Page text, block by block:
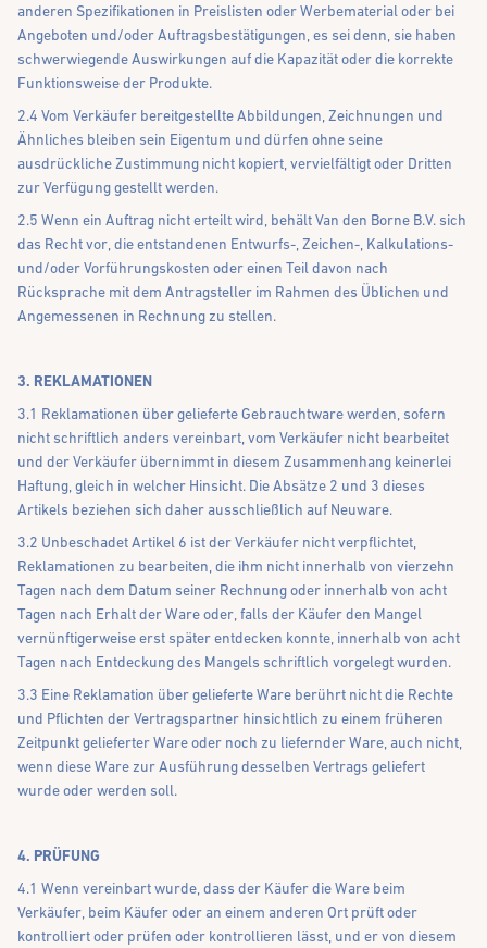
anderen Spezifikationen in Preislisten oder Werbematerial oder bei
Angeboten und/oder Auftragsbestätigungen, es sei denn, sie haben
schwerwiegende Auswirkungen auf die Kapazität oder die korrekte
Funktionsweise der Produkte.
2.4 Vom Verkäufer bereitgestellte Abbildungen, Zeichnungen und
Ähnliches bleiben sein Eigentum und dürfen ohne seine
ausdrückliche Zustimmung nicht kopiert, vervielfältigt oder Dritten
zur Verfügung gestellt werden.
2.5 Wenn ein Auftrag nicht erteilt wird, behält Van den Borne B.V. sich
das Recht vor, die entstandenen Entwurfs-, Zeichen-, Kalkulations-
und/oder Vorführungskosten oder einen Teil davon nach
Rücksprache mit dem Antragsteller im Rahmen des Üblichen und
Angemessenen in Rechnung zu stellen.
3. REKLAMATIONEN
3.1 Reklamationen über gelieferte Gebrauchtware werden, sofern
nicht schriftlich anders vereinbart, vom Verkäufer nicht bearbeitet
und der Verkäufer übernimmt in diesem Zusammenhang keinerlei
Haftung, gleich in welcher Hinsicht. Die Absätze 2 und 3 dieses
Artikels beziehen sich daher ausschließlich auf Neuware.
3.2 Unbeschadet Artikel 6 ist der Verkäufer nicht verpflichtet,
Reklamationen zu bearbeiten, die ihm nicht innerhalb von vierzehn
Tagen nach dem Datum seiner Rechnung oder innerhalb von acht
Tagen nach Erhalt der Ware oder, falls der Käufer den Mangel
vernünftigerweise erst später entdecken konnte, innerhalb von acht
Tagen nach Entdeckung des Mangels schriftlich vorgelegt wurden.
3.3 Eine Reklamation über gelieferte Ware berührt nicht die Rechte
und Pflichten der Vertragspartner hinsichtlich zu einem früheren
Zeitpunkt gelieferter Ware oder noch zu liefernder Ware, auch nicht,
wenn diese Ware zur Ausführung desselben Vertrags geliefert
wurde oder werden soll.
4. PRÜFUNG
4.1 Wenn vereinbart wurde, dass der Käufer die Ware beim
Verkäufer, beim Käufer oder an einem anderen Ort prüft oder
kontrolliert oder prüfen oder kontrollieren lässt, und er von diesem